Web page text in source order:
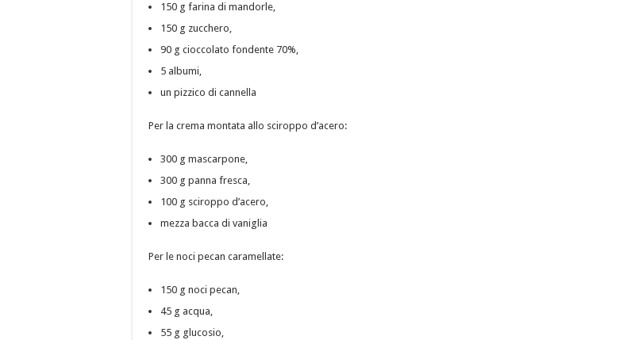
150 g farina di mandorle,
150 g zucchero,
90 g cioccolato fondente 70%,
5 albumi,
un pizzico di cannella
Per la crema montata allo sciroppo d’acero:
300 g mascarpone,
300 g panna fresca,
100 g sciroppo d’acero,
mezza bacca di vaniglia
Per le noci pecan caramellate:
150 g noci pecan,
45 g acqua,
55 g glucosio,